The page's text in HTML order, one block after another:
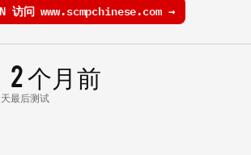
访问 www.scmpchinese.com →
2 个月前
最后测试